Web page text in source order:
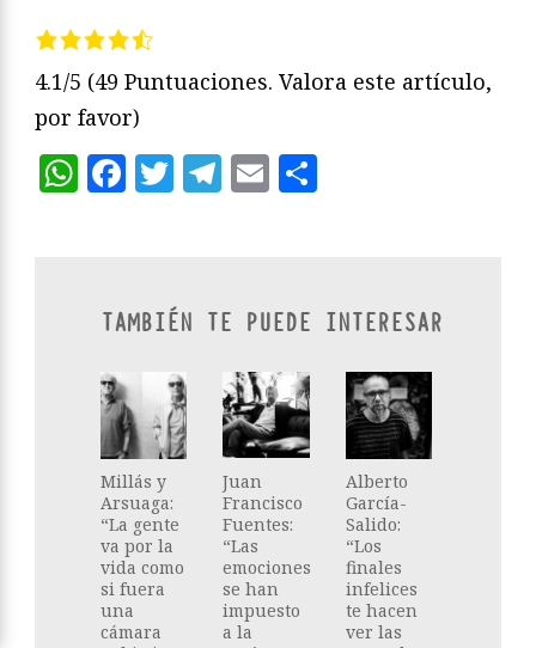
4.1/5 (49 Puntuaciones. Valora este artículo,
por favor)
WhatsApp
Facebook
Twitter
Telegram
Email
TAMBIÉN TE PUEDE INTERESAR
Millás y
Arsuaga:
“La gente
va por la
vida como
si fuera
una
cámara
Juan
Francisco
Fuentes:
“Las
emociones
se han
impuesto
a la
Alberto
García-
Salido:
“Los
finales
infelices
te hacen
ver las